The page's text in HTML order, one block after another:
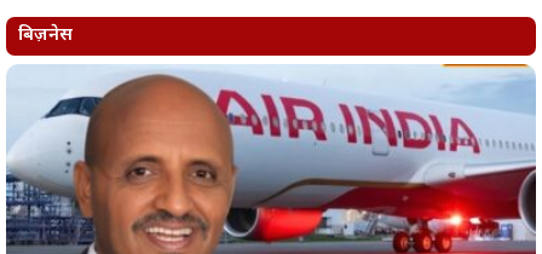
बिज़नेस